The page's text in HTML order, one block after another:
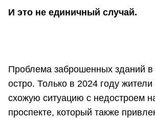
И это не единичный случай.
Проблема заброшенных зданий в
остро. Только в 2024 году
схожую ситуацию с недостроем
проспекте, который также